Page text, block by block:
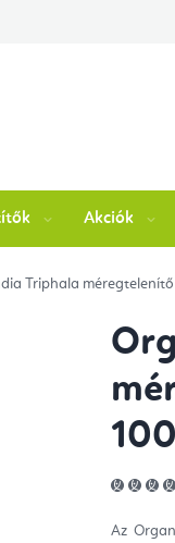
feltételek
Akciók
Triphala
Az